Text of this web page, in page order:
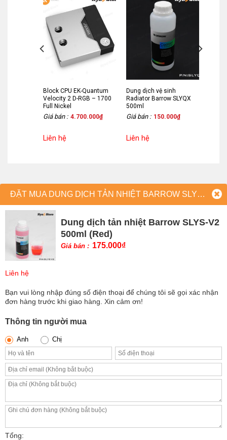
Block CPU EK-Quantum
Velocity 2 D-RGB – 1700
Full Nickel
Giá bán : 4.700.000₫
Liên hệ
Dung dịch vệ sinh
Radiator Barrow SLYQX
500ml
Giá bán : 150.000₫
Liên hệ
ĐẶT MUA DUNG DỊCH TẢN NHIỆT BARROW SLYS-V2 500ML (RED)
Dung dịch tản nhiệt Barrow SLYS-V2
500ml (Red)
Giá bán : 175.000₫
Liên hệ
Bạn vui lòng nhập đúng số điện thoại để chúng tôi sẽ gọi xác nhận
đơn hàng trước khi giao hàng. Xin cảm ơn!
Thông tin người mua
Anh Chị
Tổng: